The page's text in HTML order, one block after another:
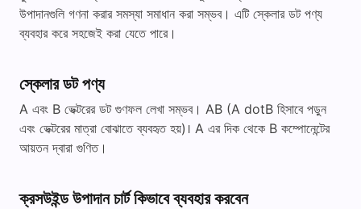
উপাদানগুলি গণনা করার সমস্যা সমাধান করা সম্ভব। এটি স্কেলার ডট পণ্য
ব্যবহার করে সহজেই করা যেতে পারে।
স্কেলার ডট পণ্য
A এবং B ভেক্টরের ডট গুণফল লেখা সম্ভব। AB (A dotB হিসাবে পড়ুন
এবং ভেক্টরের মাত্রা বোঝাতে ব্যবহৃত হয়)। A এর দিক থেকে B কম্পোনেন্টের
আয়তন দ্বারা গুণিত।
ক্রসউইন্ড উপাদান চার্ট কিভাবে ব্যবহার করবেন